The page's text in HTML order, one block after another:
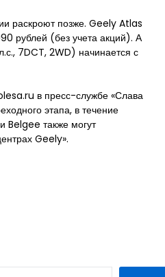
раскроют позже. Geely Atlas
рублей (без учета акций). А
7DCT, 2WD) начинается с
в пресс-службе «Слава
этапа, в течение
Belgee также могут
Geely».